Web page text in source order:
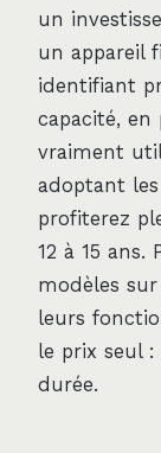
un
un appareil
identifiant
capacité, en
vraiment
adoptant les
profiterez
12 à 15 ans.
modèles
leurs
le prix seul
durée.